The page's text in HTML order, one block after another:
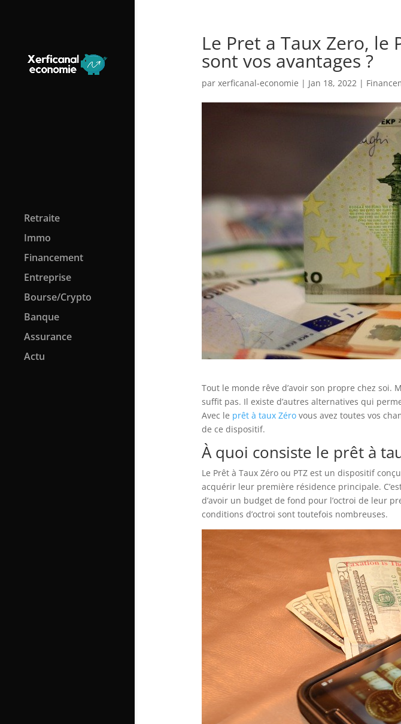
Retraite
Immo
Financement
Entreprise
Bourse/Crypto
Banque
Assurance
Actu
Le Pret a Taux Zero, le
sont vos avantages ?
par xerficanal-economie | Jan 18, 2022|
Tout le monde rêve d’avoir son propre chez soi.
suffit pas. Il existe d’autres alternatives qui
Avec le prêt à taux Zérovous avez toutes vos
de ce dispositif.
À quoi consiste le prêt à
Le Prêt à Taux Zéro ou PTZ est un dispositif
acquérir leur première résidence principale.
d’avoir un budget de fond pour l’octroi de leur
conditions d’octroi sont toutefois nombreuses.